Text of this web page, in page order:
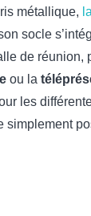
métallique,
socle
de réunion,
ou la
les
simplement